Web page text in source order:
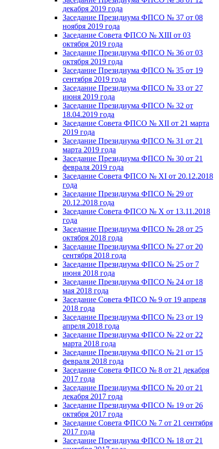
декабря 2019 года
Заседание Президиума ФПСО № 37 от 08
ноября 2019 года
Заседание Совета ФПСО № XIII от 03
октября 2019 года
Заседание Президиума ФПСО № 36 от 03
октября 2019 года
Заседание Президиума ФПСО № 35 от 19
сентября 2019 года
Заседание Президиума ФПСО № 33 от 27
июня 2019 года
Заседание Президиума ФПСО № 32 от
18.04.2019 года
Заседание Совета ФПСО № XII от 21 марта
2019 года
Заседание Президиума ФПСО № 31 от 21
марта 2019 года
Заседание Президиума ФПСО № 30 от 21
февраля 2019 года
Заседание Совета ФПСО № XI от 20.12.2018
года
Заседание Президиума ФПСО № 29 от
20.12.2018 года
Заседание Совета ФПСО № X от 13.11.2018
года
Заседание Президиума ФПСО № 28 от 25
октября 2018 года
Заседание Президиума ФПСО № 27 от 20
сентября 2018 года
Заседание Президиума ФПСО № 25 от 7
июня 2018 года
Заседание Президиума ФПСО № 24 от 18
мая 2018 года
Заседание Совета ФПСО № 9 от 19 апреля
2018 года
Заседание Президиума ФПСО № 23 от 19
апреля 2018 года
Заседание Президиума ФПСО № 22 от 22
марта 2018 года
Заседание Президиума ФПСО № 21 от 15
февраля 2018 года
Заседание Совета ФПСО № 8 от 21 декабря
2017 года
Заседание Президиума ФПСО № 20 от 21
декабря 2017 года
Заседание Президиума ФПСО № 19 от 26
октября 2017 года
Заседание Совета ФПСО № 7 от 21 сентября
2017 года
Заседание Президиума ФПСО № 18 от 21